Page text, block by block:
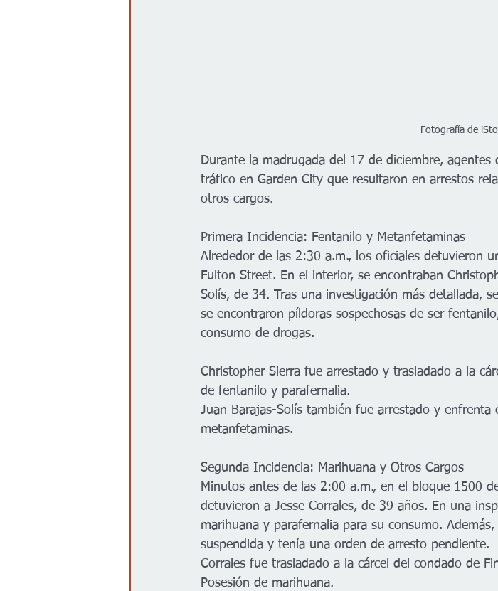
Fotografía de
Durante la madrugada del 17 de diciembre,
tráfico en Garden City que resultaron en arrestos
otros cargos.
Primera Incidencia: Fentanilo y Metanfetaminas
Alrededor de las 2:30 a.m., los oficiales detuvieron
Fulton Street. En el interior, se encontraban
Solís, de 34. Tras una investigación más detallada,
se encontraron píldoras sospechosas de ser
consumo de drogas.
Christopher Sierra fue arrestado y trasladado a la
de fentanilo y parafernalia.
Juan Barajas-Solís también fue arrestado y
metanfetaminas.
Segunda Incidencia: Marihuana y Otros Cargos
Minutos antes de las 2:00 a.m., en el bloque 1500
detuvieron a Jesse Corrales, de 39 años. En una
marihuana y parafernalia para su consumo.
suspendida y tenía una orden de arresto pendiente.
Corrales fue trasladado a la cárcel del condado de
Posesión de marihuana.